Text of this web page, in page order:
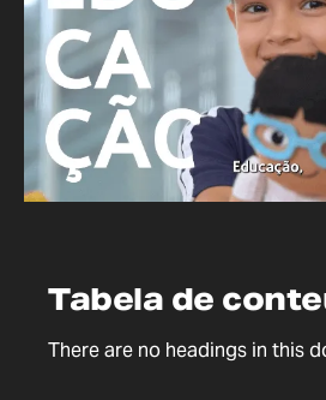
Tabela de
There are no headings in this